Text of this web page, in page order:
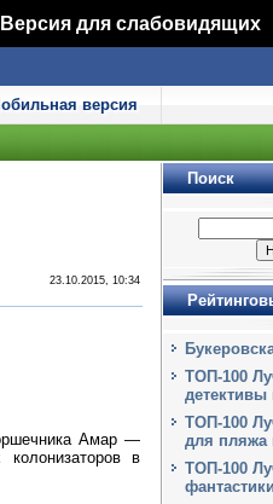
Версия для слабовидящих
Версия для слабовидящих
версия
23.10.2015, 10:34
Амар —
в
Поиск
ТОП-100
ТОП-100
для пляжа
ТОП-100